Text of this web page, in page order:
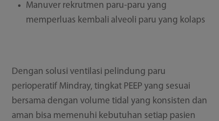
Manuver rekrutmen paru-paru yang
memperluas kembali alveoli paru yang kolaps
Dengan solusi ventilasi pelindung paru
perioperatif Mindray, tingkat PEEP yang sesuai
bersama dengan volume tidal yang konsisten dan
aman bisa memenuhi kebutuhan setiap pasien